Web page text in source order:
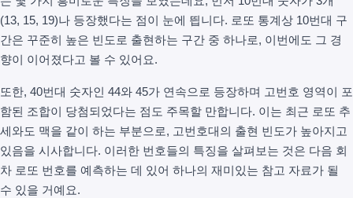
(13, 15, 19)나 등장했다는 점이 눈에 띕니다. 로또 통계상 10번대 구
간은 꾸준히 높은 빈도로 출현하는 구간 중 하나로, 이번에도 그 경
향이 이어졌다고 볼 수 있어요.
또한, 40번대 숫자인 44와 45가 연속으로 등장하며 고번호 영역이 포
함된 조합이 당첨되었다는 점도 주목할 만합니다. 이는 최근 로또 추
세와도 맥을 같이 하는 부분으로, 고번호대의 출현 빈도가 높아지고
있음을 시사합니다. 이러한 번호들의 특징을 살펴보는 것은 다음 회
차 로또 번호를 예측하는 데 있어 하나의 재미있는 참고 자료가 될
수 있을 거예요.